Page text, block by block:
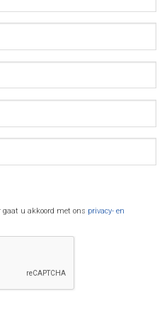
u akkoord met ons privacy- en